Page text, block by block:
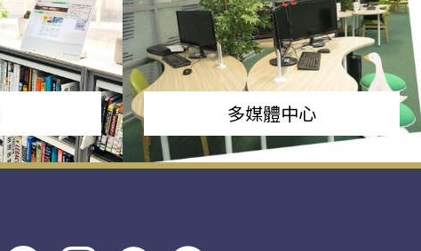
多媒體中心